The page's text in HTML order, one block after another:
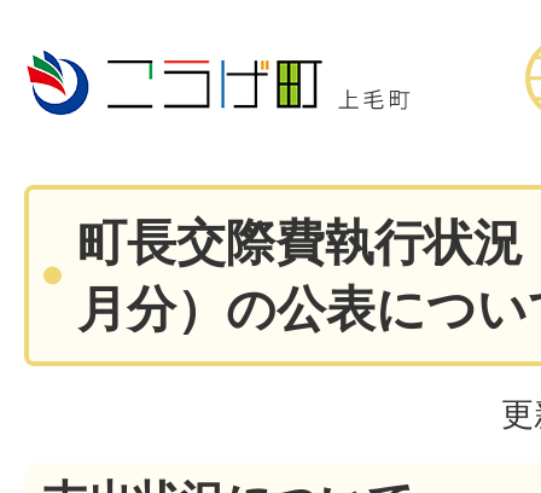
町長交際費執行状
月分）の公表につ